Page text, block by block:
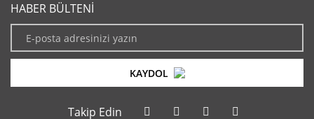
HABER BÜLTENİ
KAYDOL
Takip Edin